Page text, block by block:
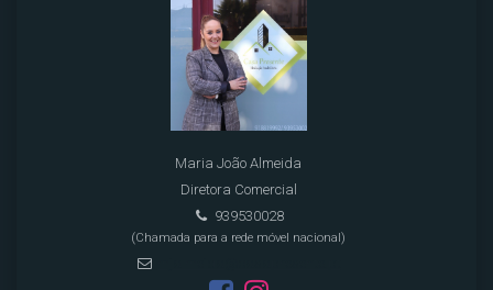
Maria João Almeida
Diretora Comercial
939530028
(Chamada para a rede móvel nacional)